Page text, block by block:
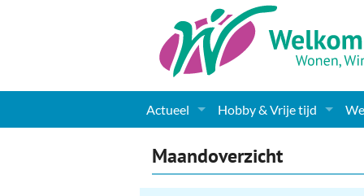
Actueel
Nieuws
Hobby & Vrije tijd
Maandoverzicht